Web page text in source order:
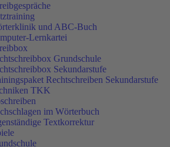
und ABC-Buch
Lernkartei
Grundschule
Sekundarstufe
Rechtschreiben Sekundarstufe
TKK
im Wörterbuch
Textkorrektur